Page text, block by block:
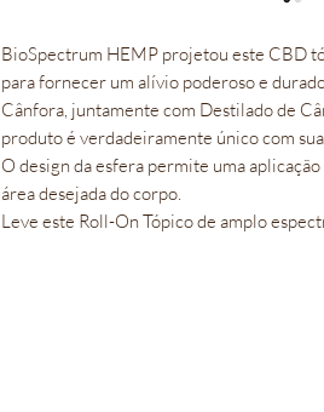
BioSpectrum HEMP projetou este CBD
para fornecer um alívio poderoso e
Cânfora, juntamente com Destilado de
produto é verdadeiramente único com
O design da esfera permite uma
área desejada do corpo.
Leve este Roll-On Tópico de amplo